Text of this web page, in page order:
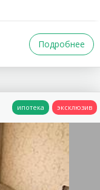
Подробнее